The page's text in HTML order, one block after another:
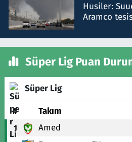
Husiler:
Aramco
Süper Lig Puan
Süper Lig
# Takım
1 Amed